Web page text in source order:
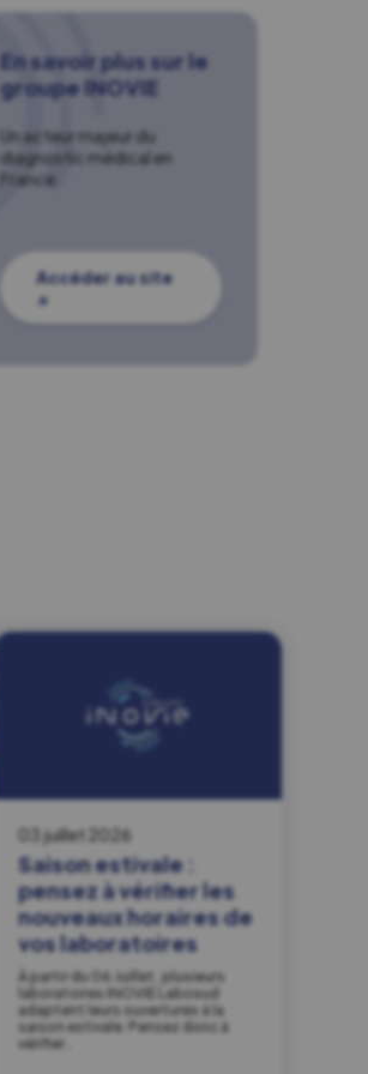
En savoir plus sur le
groupe INOVIE
Un acteur majeur du
diagnostic médical en
France.
Accéder au site
↗
03 juillet 2026
Saison estivale :
pensez à vérifier les
nouveaux horaires de
vos laboratoires
À partir du 06 Juillet, plusieurs
laboratoires INOVIE Labosud
adaptent leurs ouvertures à la
saison estivale. Pensez donc à
vérifier…